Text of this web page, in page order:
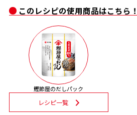
楽チン屋®
レシピ特設サイト
割烹白だしレシピ特集
だし巻き卵特集
かつおだしが決め手！簡単茶碗蒸し
このレシピの使用商品はこちら！
鰹節屋のだしパック
レシピ一覧